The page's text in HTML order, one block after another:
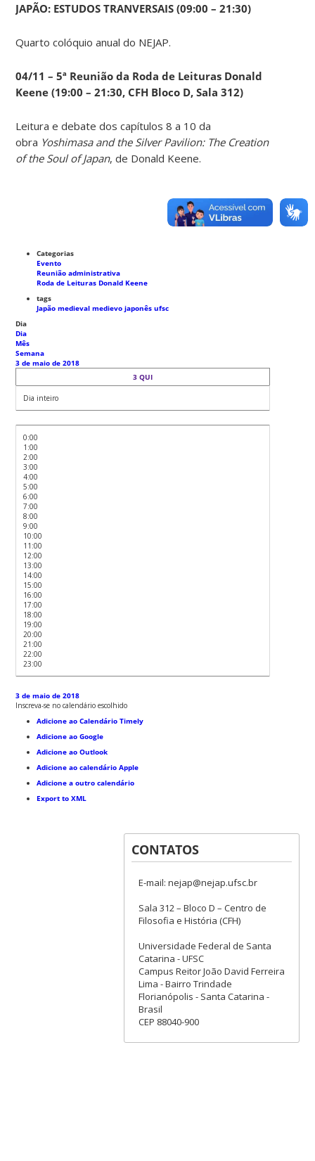
JAPÃO: ESTUDOS TRANVERSAIS (09:00 – 21:30)
Quarto colóquio anual do NEJAP.
04/11 – 5ª Reunião da Roda de Leituras Donald
Keene (19:00 – 21:30, CFH Bloco D, Sala 312)
Leitura e debate dos capítulos 8 a 10 da
obra Yoshimasa and the Silver Pavilion: The Creation
of the Soul of Japan, de Donald Keene.
Categorias
Evento
Reunião administrativa
Roda de Leituras Donald Keene
tags
Japão medievalmedievo japonêsufsc
Dia
Dia
Mês
Semana
3 de maio de 2018
3 QUI
Dia inteiro
0:00
1:00
2:00
3:00
4:00
5:00
6:00
7:00
8:00
9:00
10:00
11:00
12:00
13:00
14:00
15:00
16:00
17:00
18:00
19:00
20:00
21:00
22:00
23:00
3 de maio de 2018
Inscreva-se no calendário escolhido
Adicione ao Calendário Timely
Adicione ao Google
Adicione ao Outlook
Adicione ao calendário Apple
Adicione a outro calendário
Export to XML
CONTATOS
E-mail: nejap@nejap.ufsc.br
Sala 312 – Bloco D – Centro de
Filosofia e História (CFH)
Universidade Federal de Santa
Catarina - UFSC
Campus Reitor João David Ferreira
Lima - Bairro Trindade
Florianópolis - Santa Catarina -
Brasil
CEP 88040-900